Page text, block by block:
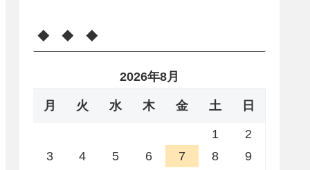
◆ ◆ ◆
2026年8月
月 火 水 木 金 土 日
1
2
3
4 5 6 7 8
9